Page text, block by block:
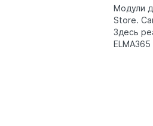
Модули
Store.
Здесь